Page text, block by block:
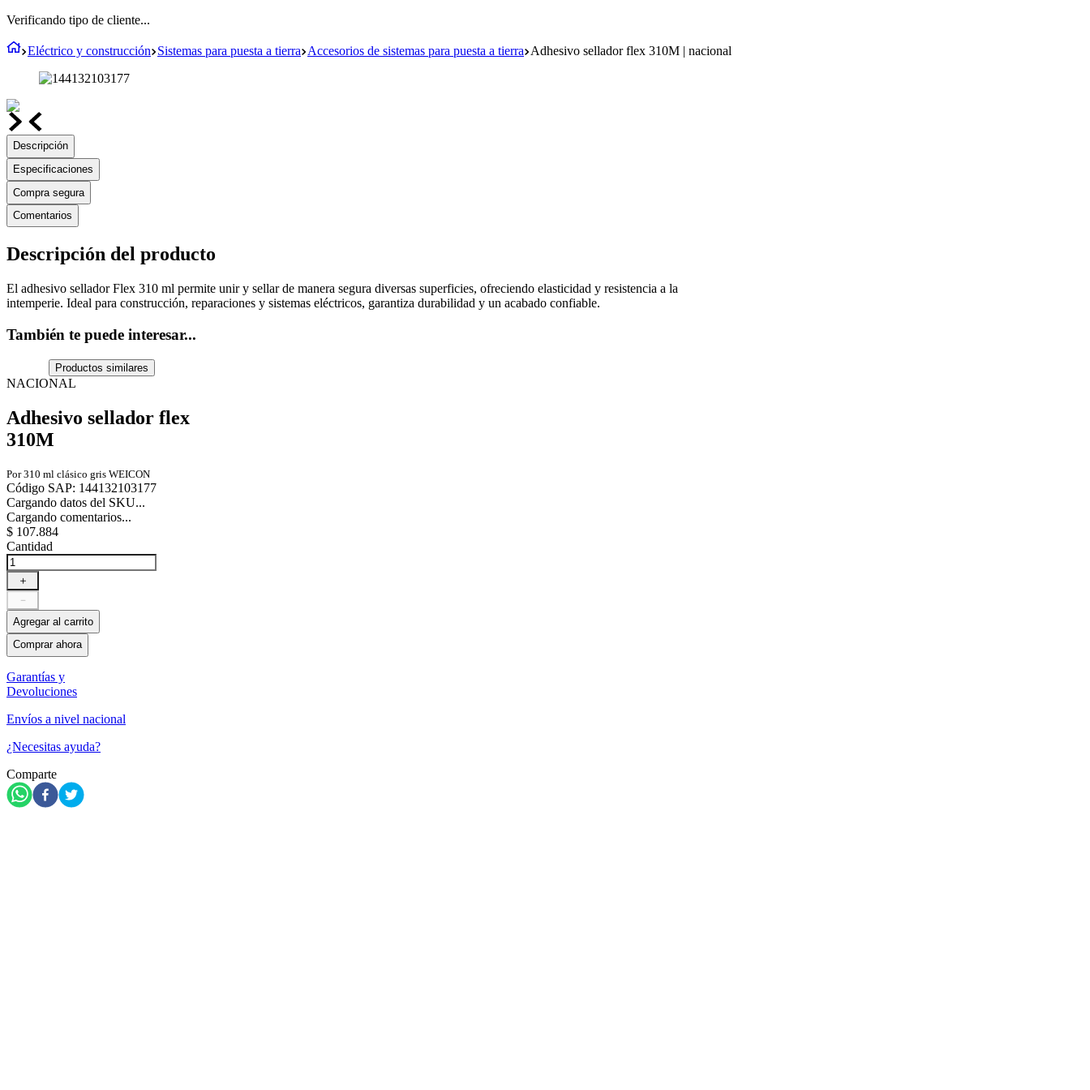
Verificando tipo de cliente...
Eléctrico y construcción Sistemas para puesta a tierra Accesorios de sistemas para puesta a tierra Adhesivo sellador flex 310M | nacional
Descripción
Especificaciones
Compra segura
Comentarios
Descripción del producto
El adhesivo sellador Flex 310 ml permite unir y sellar de manera segura diversas superficies, ofreciendo elasticidad y resistencia a la
intemperie. Ideal para construcción, reparaciones y sistemas eléctricos, garantiza durabilidad y un acabado confiable.
También te puede interesar...
Productos similares
NACIONAL
Adhesivo sellador flex
310M
Por 310 ml clásico gris WEICON
Código SAP: 144132103177
Cargando datos del SKU...
Cargando comentarios...
$ 107.884
Cantidad
＋
－
Agregar al carrito
Comprar ahora
Garantías y
Devoluciones
Envíos a nivel nacional
¿Necesitas ayuda?
Comparte